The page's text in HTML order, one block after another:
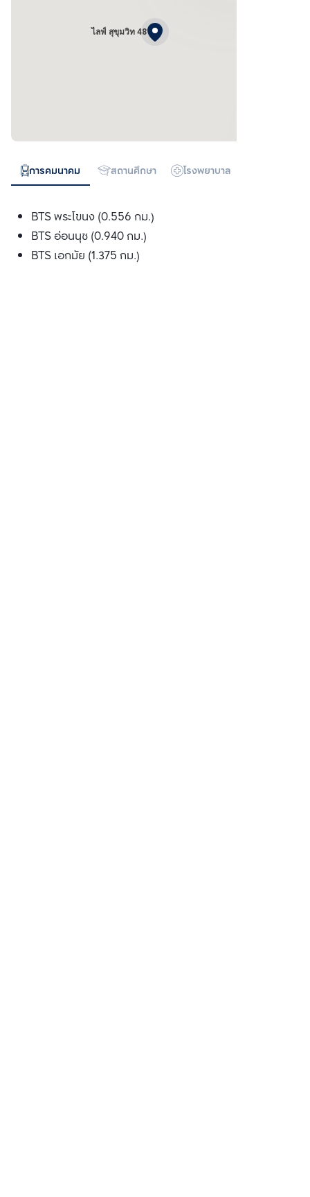
ไลฟ์ สุขุมวิท 48
การคมนาคม สถานศึกษา โรงพยาบาล
BTS พระโขนง (0.556 กม.)
BTS อ่อนนุช (0.940 กม.)
BTS เอกมัย (1.375 กม.)